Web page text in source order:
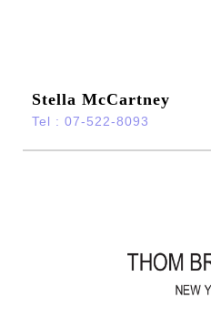
Stella McCartney
Tel : 07-522-8093